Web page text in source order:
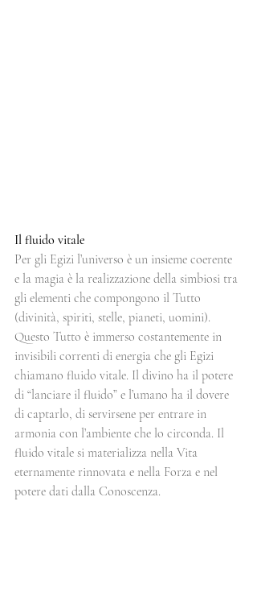
Il fluido vitale
Per gli Egizi l’universo è un insieme coerente
e la magia è la realizzazione della simbiosi tra
gli elementi che compongono il Tutto
(divinità, spiriti, stelle, pianeti, uomini).
Questo Tutto è immerso costantemente in
invisibili correnti di energia che gli Egizi
chiamano fluido vitale. Il divino ha il potere
di “lanciare il fluido” e l’umano ha il dovere
di captarlo, di servirsene per entrare in
armonia con l’ambiente che lo circonda. Il
fluido vitale si materializza nella Vita
eternamente rinnovata e nella Forza e nel
potere dati dalla Conoscenza.